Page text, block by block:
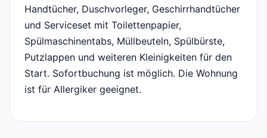
Handtücher, Duschvorleger, Geschirrhandtücher
und Serviceset mit Toilettenpapier,
Spülmaschinentabs, Müllbeuteln, Spülbürste,
Putzlappen und weiteren Kleinigkeiten für den
Start. Sofortbuchung ist möglich. Die Wohnung
ist für Allergiker geeignet.